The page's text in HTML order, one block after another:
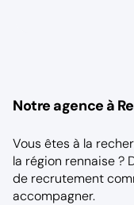
Notre agence à
Vous êtes à la
la région rennaise ?
de recrutement
accompagner.